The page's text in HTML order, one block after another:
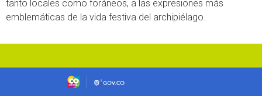
tanto locales como foráneos, a las expresiones más
emblemáticas de la vida festiva del archipiélago.